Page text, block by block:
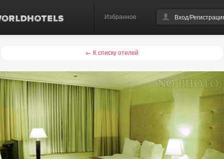
Избранное Вход/
← К списку отелей